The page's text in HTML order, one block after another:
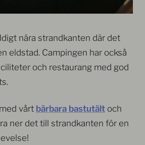
nära strandkanten där det
eldstad. Campingen har också
och restaurang med god
vårt bärbara bastutält och
ner det till strandkanten för en